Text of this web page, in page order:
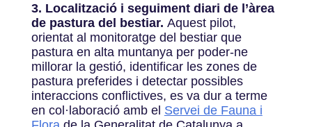
3. Localització i seguiment diari de l’àrea
de pastura del bestiar. Aquest pilot,
orientat al monitoratge del bestiar que
pastura en alta muntanya per poder-ne
millorar la gestió, identificar les zones de
pastura preferides i detectar possibles
interaccions conflictives, es va dur a terme
en col·laboració amb el Servei de Fauna i